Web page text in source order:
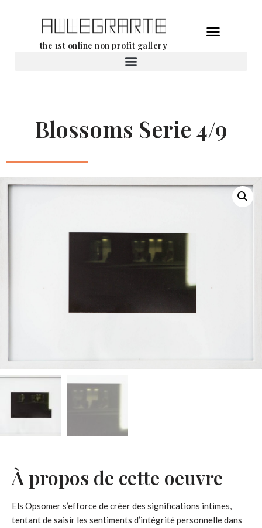
the 1st online non profit gallery
Blossoms Serie 4/9
À propos de cette oeuvre
Els Opsomer s’efforce de créer des significations intimes,
tentant de saisir les sentiments d’intégrité personnelle dans